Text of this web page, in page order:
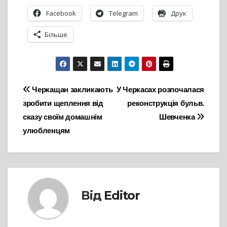
Facebook Telegram Друк
Більше
Навігація
записів
У Черкасах розпочалася
реконструкція бульв.
Шевченка
Черкащан закликають
зробити щеплення від
сказу своїм домашнім
улюбленцям
Від Editor